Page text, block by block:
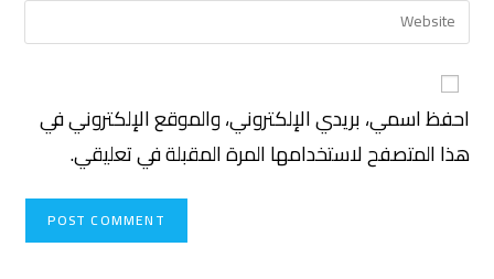
احفظ اسمي، بريدي الإلكتروني، والموقع الإلكتروني في
هذا المتصفح لاستخدامها المرة المقبلة في تعليقي.